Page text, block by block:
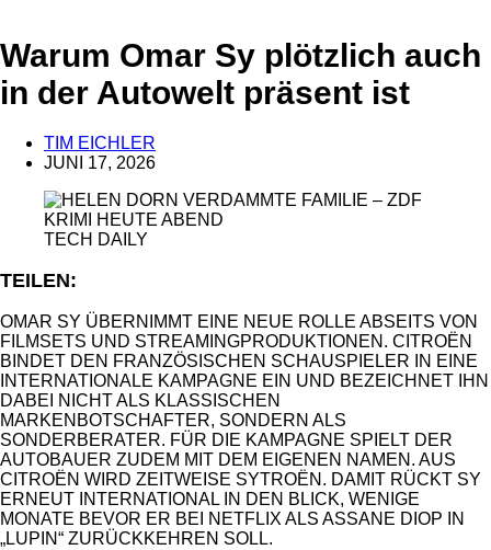
Warum Omar Sy plötzlich auch
in der Autowelt präsent ist
TIM EICHLER
JUNI 17, 2026
TECH DAILY
TEILEN:
OMAR SY ÜBERNIMMT EINE NEUE ROLLE ABSEITS VON
FILMSETS UND STREAMINGPRODUKTIONEN. CITROËN
BINDET DEN FRANZÖSISCHEN SCHAUSPIELER IN EINE
INTERNATIONALE KAMPAGNE EIN UND BEZEICHNET IHN
DABEI NICHT ALS KLASSISCHEN
MARKENBOTSCHAFTER, SONDERN ALS
SONDERBERATER. FÜR DIE KAMPAGNE SPIELT DER
AUTOBAUER ZUDEM MIT DEM EIGENEN NAMEN. AUS
CITROËN WIRD ZEITWEISE SYTROËN. DAMIT RÜCKT SY
ERNEUT INTERNATIONAL IN DEN BLICK, WENIGE
MONATE BEVOR ER BEI NETFLIX ALS ASSANE DIOP IN
„LUPIN“ ZURÜCKKEHREN SOLL.